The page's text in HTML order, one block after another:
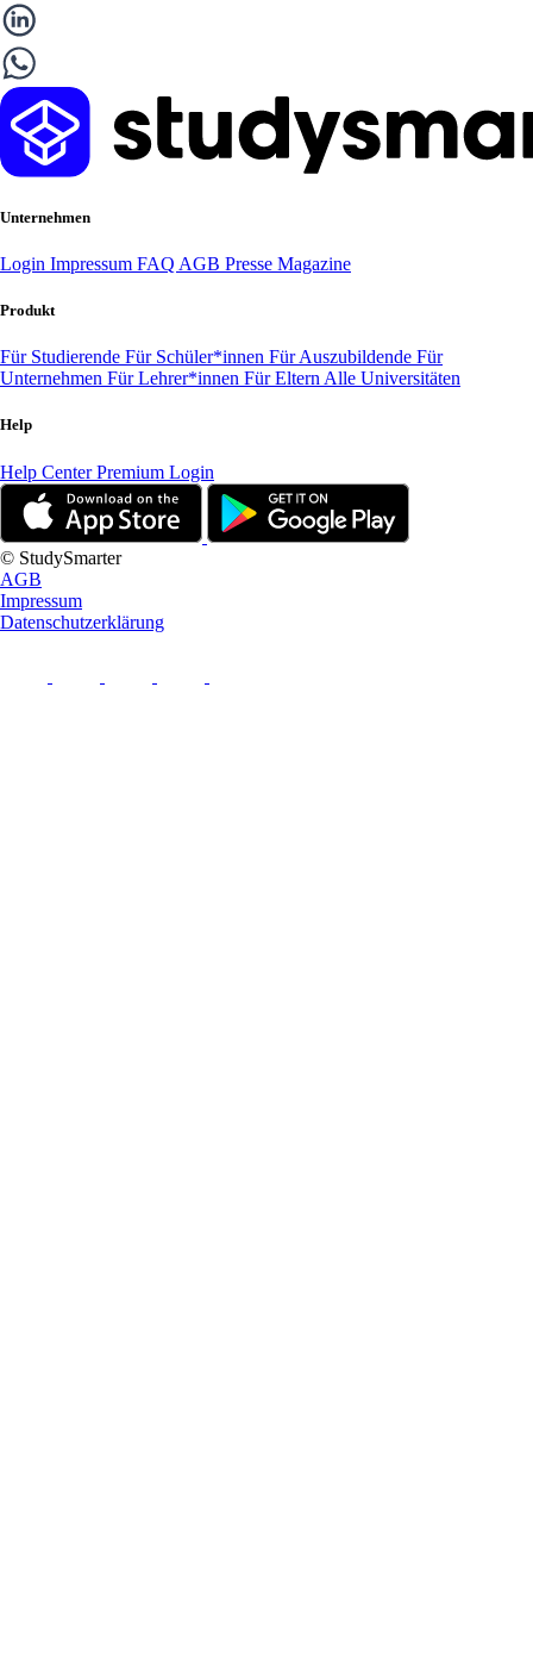
Unternehmen
Login Impressum FAQ AGB Presse Magazine
Produkt
Für Studierende Für Schüler*innen Für Auszubildende Für
Unternehmen Für Lehrer*innen Für Eltern Alle Universitäten
Help
Help CenterPremium Login
© StudySmarter
AGB
Impressum
Datenschutzerklärung